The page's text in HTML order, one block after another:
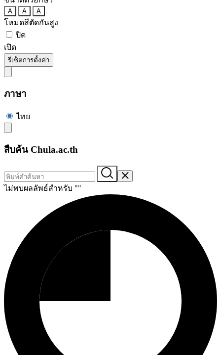
A A A
โหมดสีตัดกันสูง
ปิด
เปิด
รีเซ็ตการตั้งค่า
ภาษา
ไทย
สืบค้น Chula.ac.th
ไม่พบผลลัพธ์สำหรับ ""